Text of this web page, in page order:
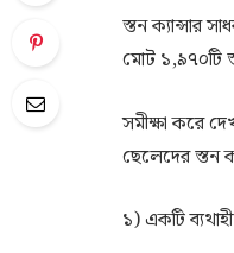
স্তন ক্যান্সার
মোট ১,৯৭০টি
সমীক্ষা করে
ছেলেদের স্তন
১) একটি